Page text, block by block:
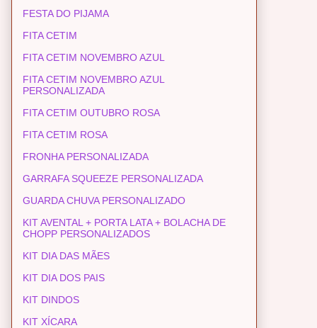
FESTA DO PIJAMA
FITA CETIM
FITA CETIM NOVEMBRO AZUL
FITA CETIM NOVEMBRO AZUL
PERSONALIZADA
FITA CETIM OUTUBRO ROSA
FITA CETIM ROSA
FRONHA PERSONALIZADA
GARRAFA SQUEEZE PERSONALIZADA
GUARDA CHUVA PERSONALIZADO
KIT AVENTAL + PORTA LATA + BOLACHA DE
CHOPP PERSONALIZADOS
KIT DIA DAS MÃES
KIT DIA DOS PAIS
KIT DINDOS
KIT XÍCARA